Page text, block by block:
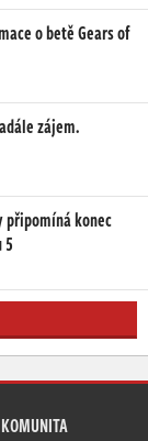
o betě Gears of
zájem.
připomíná konec
KOMUNITA